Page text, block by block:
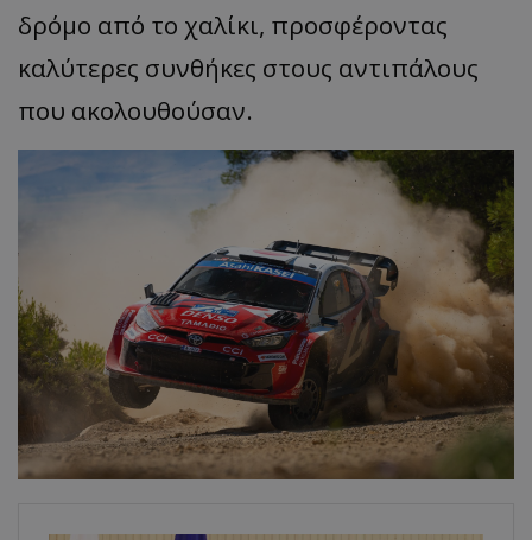
δρόμο από το χαλίκι, προσφέροντας
καλύτερες συνθήκες στους αντιπάλους
που ακολουθούσαν.